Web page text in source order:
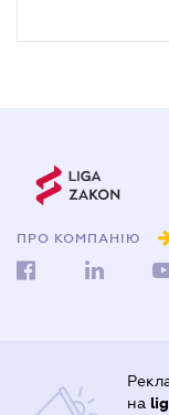
ПРО КОМПАНІЮ
на